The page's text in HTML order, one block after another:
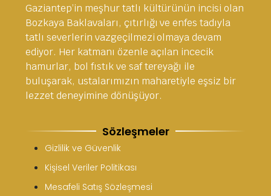
Gaziantep’in meşhur tatlı kültürünün incisi olan
Bozkaya Baklavaları, çıtırlığı ve enfes tadıyla
tatlı severlerin vazgeçilmezi olmaya devam
ediyor. Her katmanı özenle açılan incecik
hamurlar, bol fıstık ve saf tereyağı ile
buluşarak, ustalarımızın maharetiyle eşsiz bir
lezzet deneyimine dönüşüyor.
Sözleşmeler
Gizlilik ve Güvenlik
Kişisel Veriler Politikası
Mesafeli Satış Sözleşmesi